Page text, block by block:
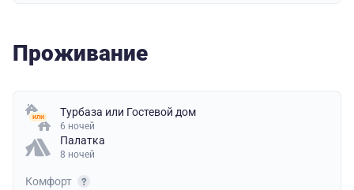
Проживание
Турбаза или Гостевой дом
6 ночей
Палатка
8 ночей
Комфорт